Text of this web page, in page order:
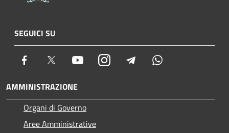
SEGUICI SU
Facebook Twitter YoutubeInstagram Telegram
AMMINISTRAZIONE
Organi di Governo
Aree Amministrative